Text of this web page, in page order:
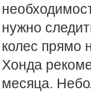
нужно
колес прямо
Хонда
месяца.